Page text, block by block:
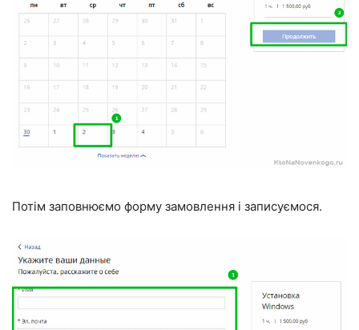
Потім заповнюємо форму замовлення і записуємося.